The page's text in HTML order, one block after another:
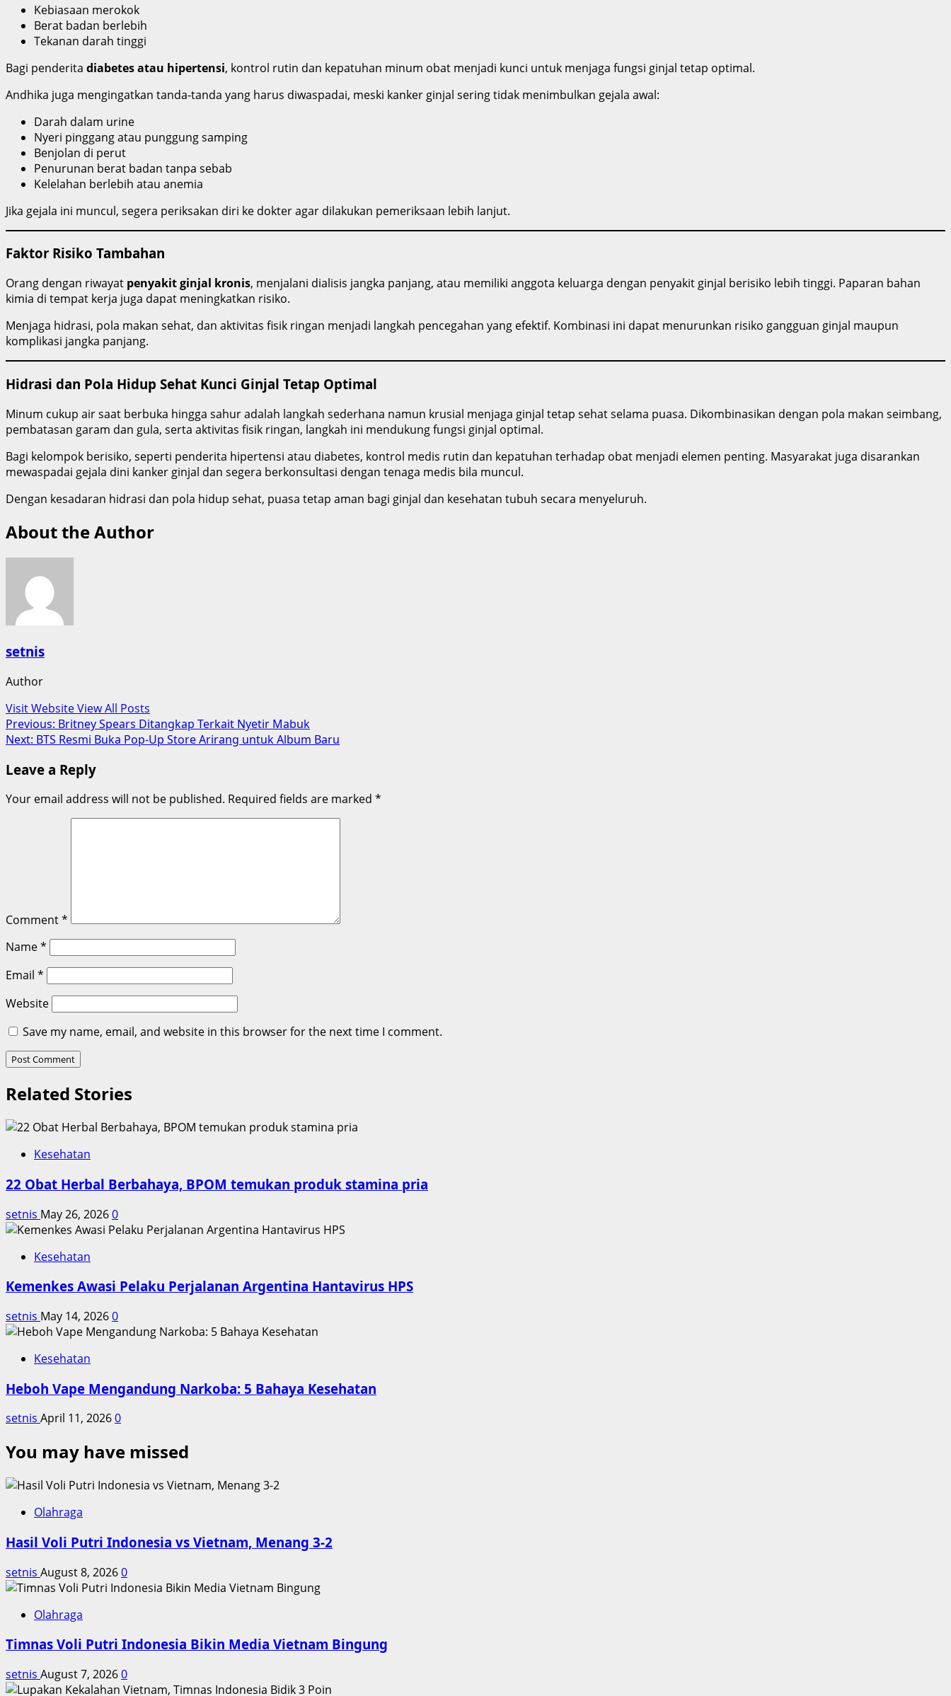
Kebiasaan merokok
Berat badan berlebih
Tekanan darah tinggi
Bagi penderita diabetes atau hipertensi, kontrol rutin dan kepatuhan minum obat menjadi kunci untuk menjaga fungsi ginjal tetap optimal.
Andhika juga mengingatkan tanda-tanda yang harus diwaspadai, meski kanker ginjal sering tidak menimbulkan gejala awal:
Darah dalam urine
Nyeri pinggang atau punggung samping
Benjolan di perut
Penurunan berat badan tanpa sebab
Kelelahan berlebih atau anemia
Jika gejala ini muncul, segera periksakan diri ke dokter agar dilakukan pemeriksaan lebih lanjut.
Faktor Risiko Tambahan
Orang dengan riwayat penyakit ginjal kronis, menjalani dialisis jangka panjang, atau memiliki anggota keluarga dengan penyakit ginjal berisiko lebih tinggi. Paparan bahan
kimia di tempat kerja juga dapat meningkatkan risiko.
Menjaga hidrasi, pola makan sehat, dan aktivitas fisik ringan menjadi langkah pencegahan yang efektif. Kombinasi ini dapat menurunkan risiko gangguan ginjal maupun
komplikasi jangka panjang.
Hidrasi dan Pola Hidup Sehat Kunci Ginjal Tetap Optimal
Minum cukup air saat berbuka hingga sahur adalah langkah sederhana namun krusial menjaga ginjal tetap sehat selama puasa. Dikombinasikan dengan pola makan seimbang,
pembatasan garam dan gula, serta aktivitas fisik ringan, langkah ini mendukung fungsi ginjal optimal.
Bagi kelompok berisiko, seperti penderita hipertensi atau diabetes, kontrol medis rutin dan kepatuhan terhadap obat menjadi elemen penting. Masyarakat juga disarankan
mewaspadai gejala dini kanker ginjal dan segera berkonsultasi dengan tenaga medis bila muncul.
Dengan kesadaran hidrasi dan pola hidup sehat, puasa tetap aman bagi ginjal dan kesehatan tubuh secara menyeluruh.
About the Author
setnis
Author
Visit WebsiteView All Posts
Post
navigation
Previous: Britney Spears Ditangkap Terkait Nyetir Mabuk
Next: BTS Resmi Buka Pop-Up Store Arirang untuk Album Baru
Leave a Reply
Your email address will not be published. Required fields are marked *
Comment*
Name*
Email *
Website
Save my name, email, and website in this browser for the next time I comment.
Related Stories
Kesehatan
22 Obat Herbal Berbahaya, BPOM temukan produk stamina pria
setnis May 26, 20260
Kesehatan
Kemenkes Awasi Pelaku Perjalanan Argentina Hantavirus HPS
setnis May 14, 20260
Kesehatan
Heboh Vape Mengandung Narkoba: 5 Bahaya Kesehatan
setnis April 11, 20260
You may have missed
Olahraga
Hasil Voli Putri Indonesia vs Vietnam, Menang 3-2
setnis August 8, 20260
Olahraga
Timnas Voli Putri Indonesia Bikin Media Vietnam Bingung
setnis August 7, 20260